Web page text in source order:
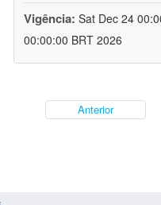
Vigência: Sat Dec 24
00:00:00 BRT 2026
Anterior